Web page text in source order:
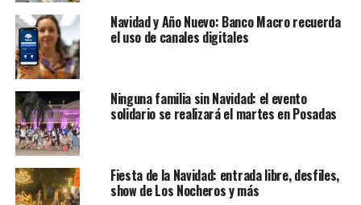
Navidad y Año Nuevo: Banco Macro recuerda
el uso de canales digitales
Ninguna familia sin Navidad: el evento
solidario se realizará el martes en Posadas
Fiesta de la Navidad: entrada libre, desfiles,
show de Los Nocheros y más